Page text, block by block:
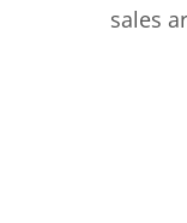
sales